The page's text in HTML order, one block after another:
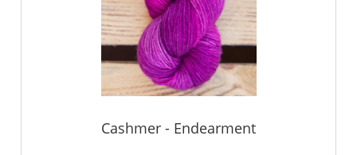
Cashmer - Endearment